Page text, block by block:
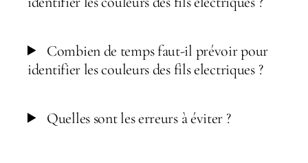
Combien de temps faut-il prévoir pour
identifier les couleurs des fils electriques ?
Quelles sont les erreurs à éviter ?